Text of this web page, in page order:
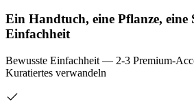
Ein Handtuch, eine Pflanze, eine
Einfachheit
Bewusste Einfachheit — 2-3 Premium-
Kuratiertes verwandeln